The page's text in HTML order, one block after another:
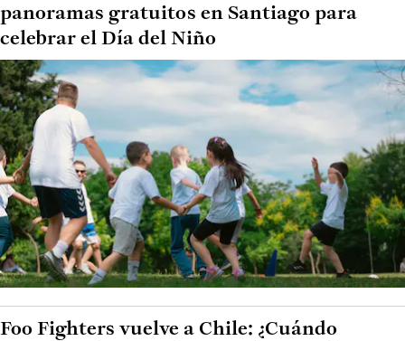
panoramas gratuitos en Santiago para
celebrar el Día del Niño
Foo Fighters vuelve a Chile: ¿Cuándo